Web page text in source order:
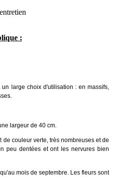
:
un large choix d'utilisation : en massifs,
largeur de 40 cm.
couleur verte, très nombreuses et de
peu dentées et ont les nervures bien
mois de septembre. Les fleurs sont